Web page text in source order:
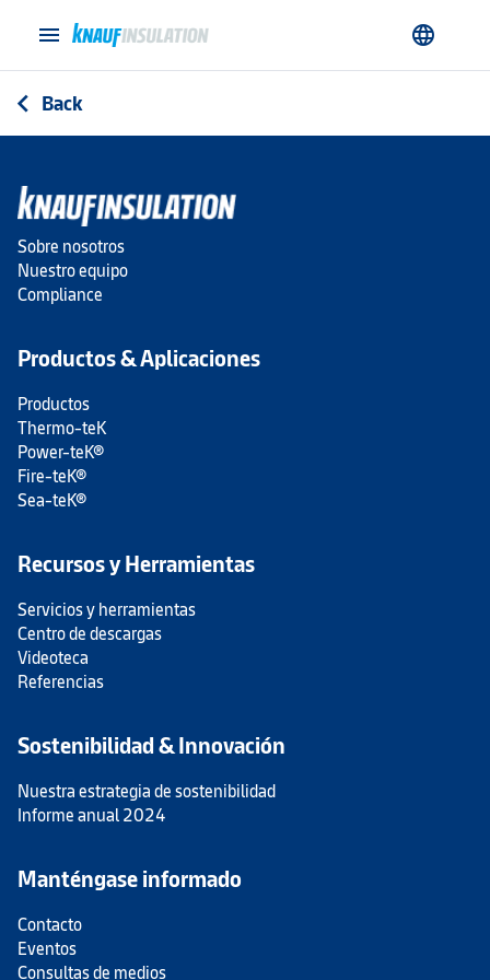
menu language
arrow_back_ios Back
Sobre nosotros
Nuestro equipo
Compliance
Productos & Aplicaciones
Productos
Thermo-teK
Power-teK®
Fire-teK®
Sea-teK®
Recursos y Herramientas
Servicios y herramientas
Centro de descargas
Videoteca
Referencias
Sostenibilidad & Innovación
Nuestra estrategia de sostenibilidad
Informe anual 2024
Manténgase informado
Contacto
Eventos
Consultas de medios